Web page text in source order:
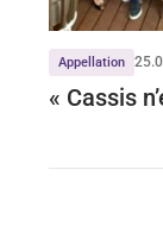
Appellation
« Cassis